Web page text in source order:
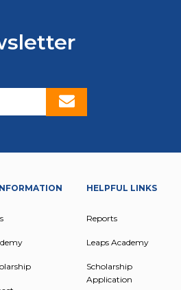
HELPFUL LINKS
Reports
Leaps Academy
Scholarship
Application